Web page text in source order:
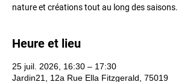
nature et créations tout au long des saisons.
Heure et lieu
25 juil. 2026, 16:30 – 17:30
Jardin21, 12a Rue Ella Fitzgerald, 75019